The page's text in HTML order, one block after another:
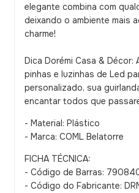
elegante combina com
deixando o ambiente mais
charme!
Dica Dorémi Casa &
pinhas e luzinhas de Led
personalizado, sua
encantar todos que
- Material: Plástico
- Marca: COML Belatorre
FICHA TÉCNICA:
- Código de Barras:
- Código do Fabricante: